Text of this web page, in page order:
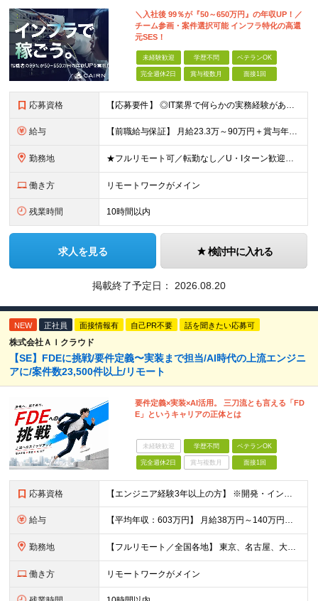
＼入社後 99％が『50～650万円』の年収UP！／
チーム参画・案件選択可能 インフラ特化の高還
元SES！
未経験歓迎 学歴不問 ベテランOK
完全週休2日 賞与複数月 面接1回
応募資格 【応募要件】 ◎IT業界で何らかの実務経験がある方 └2～3ヶ月の実務経験のある方は歓迎します！ 例）PCキッティングやモバイル通信基地局の業務経験者など インフラエンジニアとしてご経験のある方は、
給与 【前職給与保証】 月給23.3万～90万円＋賞与年2回＋インセンティブ ★年収1000万円以上の実績あり！ ※上記月給には月20～30時間分（2万9,300円～21万7,900円）の固定残業代を含み
勤務地 ★フルリモート可／転勤なし／U・Iターン歓迎★ ◎勤務地は相談の上、ご自宅近くに調整します！ 【勤務地】 本社、または東京／埼玉／千葉／神奈川／愛知／仙台のクライアント先 ◎完全在宅（フルリモート）
働き方 リモートワークがメイン
残業時間 10時間以内
求人を見る 検討中に入れる
掲載終了予定日： 2026.08.20
NEW 正社員 面接情報有 自己PR不要 話を聞きたい応募可
株式会社ＡＩクラウド
【SE】FDEに挑戦/要件定義〜実装まで担当/AI時代の上流エンジニ
アに/案件数23,500件以上/リモート
要件定義×実装×AI活用。 三刀流とも言える「FD
E」というキャリアの正体とは
未経験歓迎 学歴不問 ベテランOK
完全週休2日 賞与複数月 面接1回
応募資格 【エンジニア経験3年以上の方】 ※開発・インフラ・工程・言語一切不問 ※文理・学歴不問 【歓迎条件】 ◆Python実務経験がある方 ◆LLM・生成AIを使った開発経験がある方 ◆要件定義・顧客折衝
給与 【平均年収：603万円】 月給38万円～140万円＋諸手当（経験者） 【平均年収603万円】 ※案件の契約内容や昇給額などはすべて開示します。 ※経験や能力を考慮し決定します。 ※月給には固定残業
勤務地 【フルリモート／全国各地】 東京、名古屋、大阪、福岡を中心とした全国のプロジェクトにアサイン。 ※プロジェクトは完全選択制です。 ※フルリモート、ハイブリッド型、常駐案件から自由に選択可能です。 ※転
働き方 リモートワークがメイン